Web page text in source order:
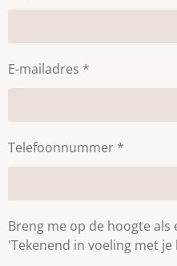
E-mailadres *
Telefoonnummer *
Breng me op de hoogte
'Tekenend in voeling met